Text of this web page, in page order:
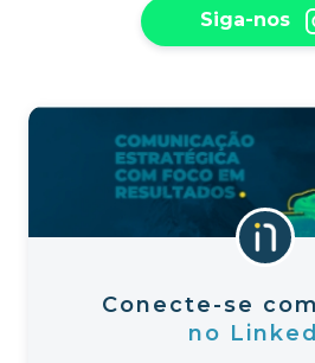
Siga-nos
Conecte-se
no